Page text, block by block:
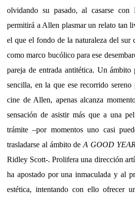
olvidando su pasado, al casarse
permitirá a Allen plasmar un relato tan
el que el fondo de la naturaleza del sur
como marco bucólico para ese
pareja de entrada antitética. Un
sencilla, en la que ese recorrido sereno
cine de Allen, apenas alcanza
sensación de asistir más que a una
trámite –por momentos uno casi
trasladarse al ámbito deA GOOD
Ridley Scott-. Prolifera una dirección
ha apostado por una inmaculada y al
estética, intentando con ello ofrecer